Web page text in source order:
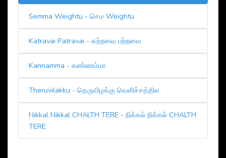
Semma Weightu - செம Weightu
Katravai Patravai - கற்றவை பற்றவை
Kannamma - கண்ணம்மா
Theruvilakku - தெருவிழக்கு வெளிச்சத்தில‌
Nikkal Nikkal CHALTH TERE - நிக்கல் நிக்கல் CHALTH
TERE